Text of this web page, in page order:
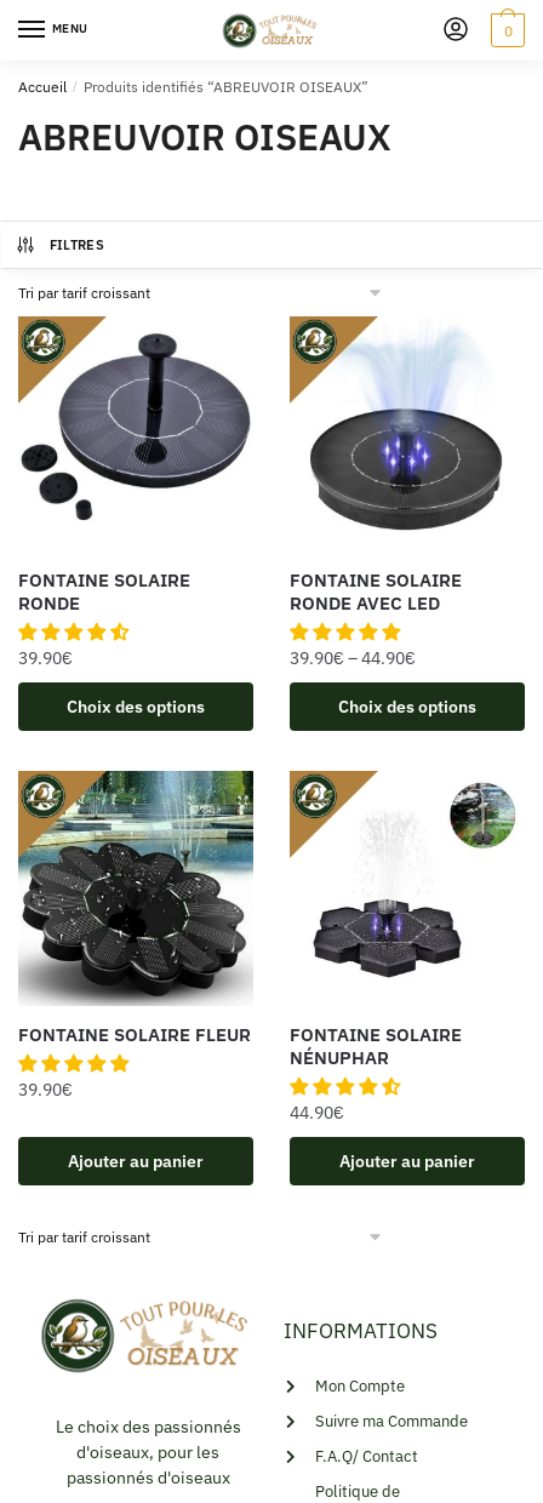
MENU 0
Accueil / Produits identifiés “ABREUVOIR OISEAUX”
ABREUVOIR OISEAUX
FILTRES
FONTAINE SOLAIRE
RONDE
39.90€
Choix des options
FONTAINE SOLAIRE
RONDE AVEC LED
39.90€ –44.90€
Choix des options
FONTAINE SOLAIRE FLEUR
39.90€
Ajouter au panier
FONTAINE SOLAIRE
NÉNUPHAR
44.90€
Ajouter au panier
Le choix des passionnés
d'oiseaux, pour les
passionnés d'oiseaux
INFORMATIONS
Mon Compte
Suivre ma Commande
F.A.Q/ Contact
Politique de